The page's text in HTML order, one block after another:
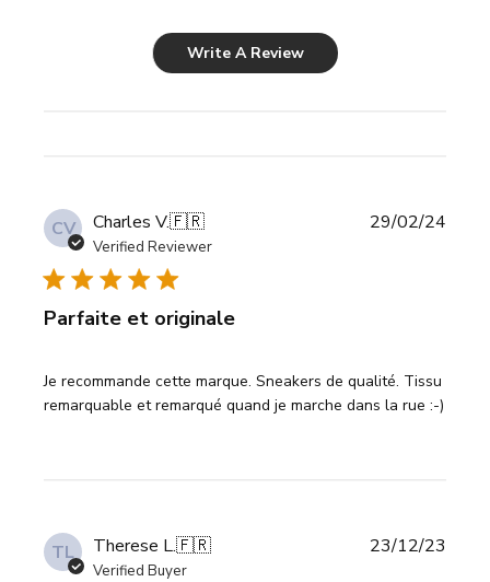
Write A Review
CV Charles V.🇫🇷
Verified Reviewer
Parfaite et originale
Je recommande cette marque. Sneakers de qualité. Tissu
remarquable et remarqué quand je marche dans la rue :-)
29/02/24
TL Therese L.🇫🇷
Verified Buyer
23/12/23